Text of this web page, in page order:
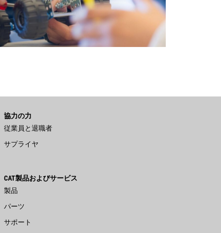
協力の力
従業員と退職者
サプライヤ
CAT製品およびサービス
製品
パーツ
サポート